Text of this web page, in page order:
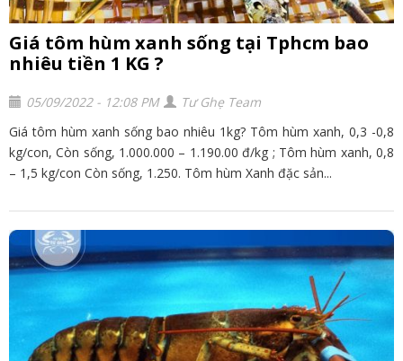
Giá tôm hùm xanh sống tại Tphcm bao
nhiêu tiền 1 KG ?
05/09/2022 - 12:08 PM
Tư Ghẹ Team
Giá tôm hùm xanh sống bao nhiêu 1kg? Tôm hùm xanh, 0,3 -0,8
kg/con, Còn sống, 1.000.000 – 1.190.00 đ/kg ; Tôm hùm xanh, 0,8
– 1,5 kg/con Còn sống, 1.250. Tôm hùm Xanh đặc sản...